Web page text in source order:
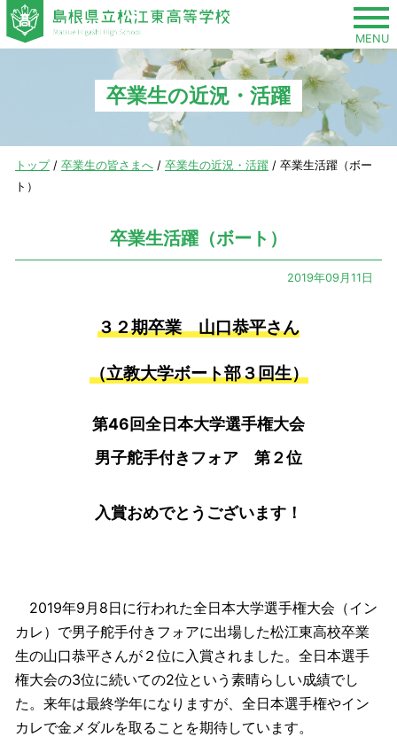
このページの本文へ
MENU
卒業生の近況・活躍
現
在
トップ/ 卒業生の皆さまへ / 卒業生の近況・活躍 / 卒業生活躍（ボー
ト）
卒業生活躍（ボート）
2019年09月11日
３２期卒業 山口恭平さん
（立教大学ボート部３回生）
第46回全日本大学選手権大会
男子舵手付きフォア 第２位
入賞おめでとうございます！
2019年9月8日に行われた全日本大学選手権大会（イン
カレ）で男子舵手付きフォアに出場した松江東高校卒業
生の山口恭平さんが２位に入賞されました。全日本選手
権大会の3位に続いての2位という素晴らしい成績でし
た。来年は最終学年になりますが、全日本選手権やイン
カレで金メダルを取ることを期待しています。